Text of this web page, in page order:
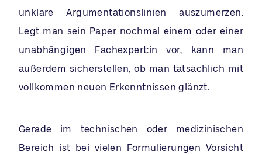
unklare Argumentationslinien auszumerzen.
Legt man sein Paper nochmal einem oder einer
unabhängigen Fachexpert:in vor, kann man
außerdem sicherstellen, ob man tatsächlich mit
vollkommen neuen Erkenntnissen glänzt.
Gerade im technischen oder medizinischen
Bereich ist bei vielen Formulierungen Vorsicht